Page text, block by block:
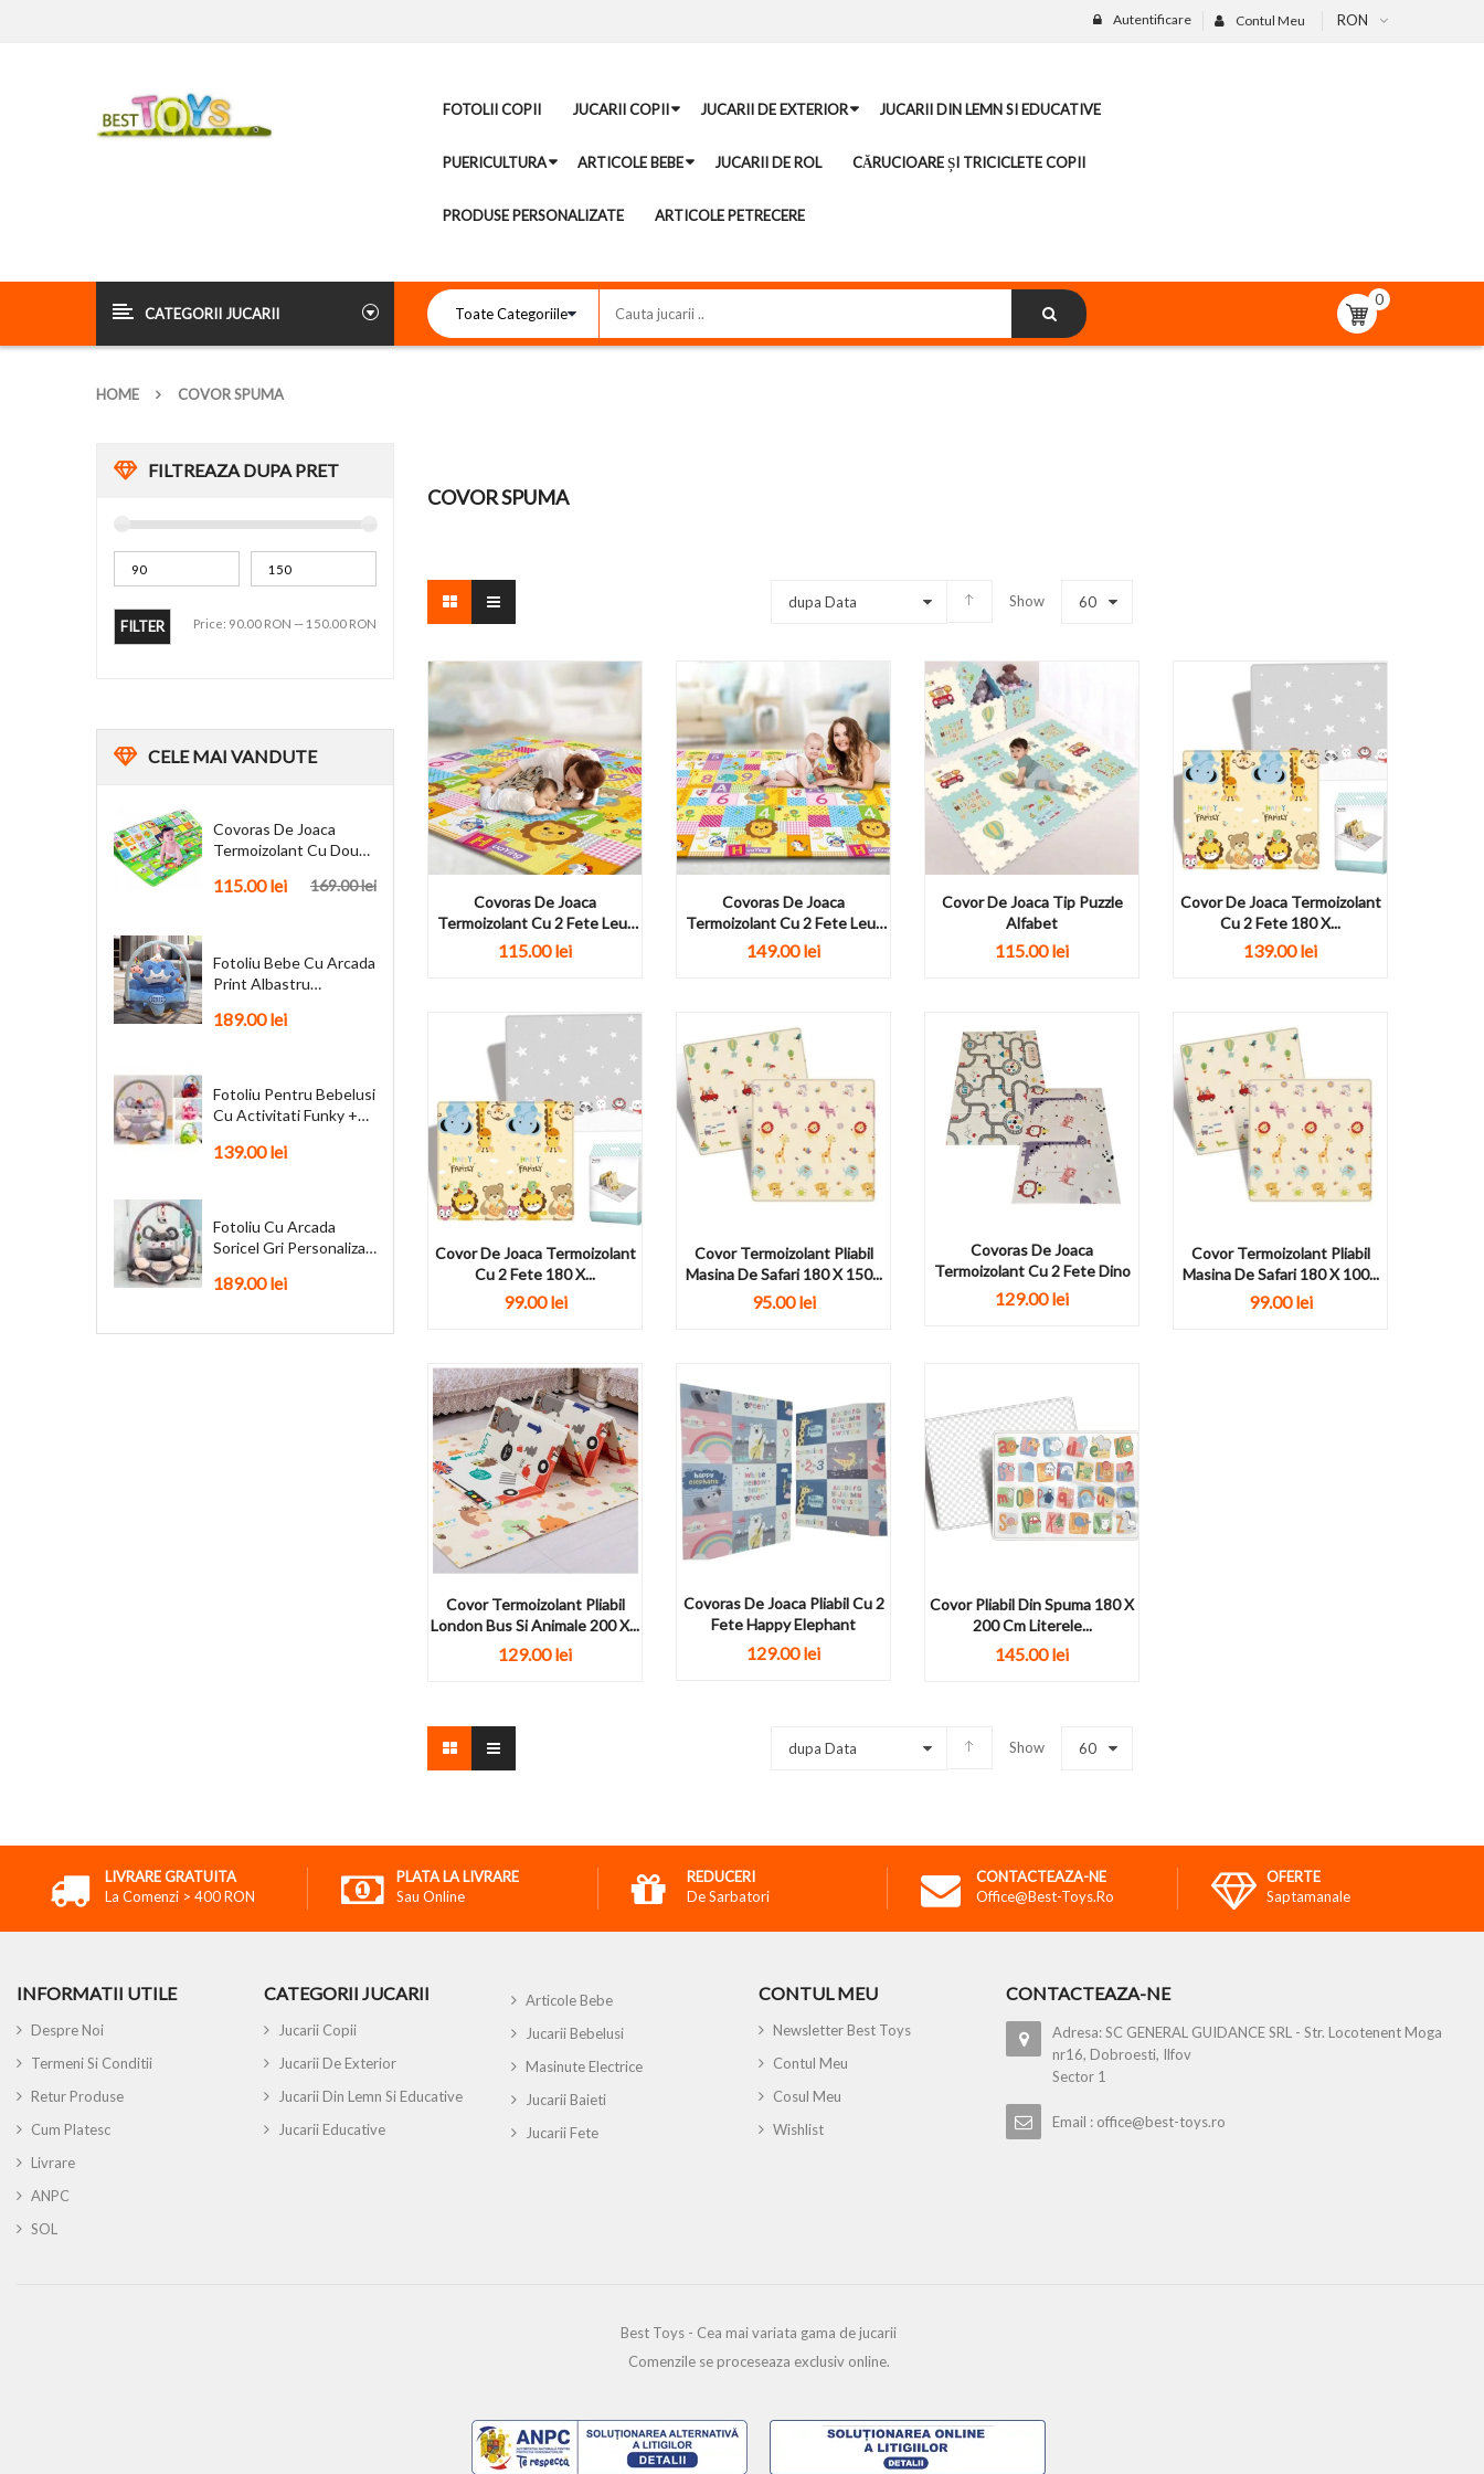
RON
Contul Meu
Autentificare
FOTOLII COPII JUCARII COPII JUCARII DE EXTERIOR JUCARII DIN LEMN SI EDUCATIVE
PUERICULTURA ARTICOLE BEBE JUCARII DE ROL CĂRUCIOARE ȘI TRICICLETE COPII
PRODUSE PERSONALIZATE ARTICOLE PETRECERE
CATEGORII JUCARII
0
HOME COVOR SPUMA
FILTREAZA DUPA PRET
FILTER Price: 90.00 RON — 150.00 RON
CELEMAI VANDUTE
Covoras De Joaca
Termoizolant Cu Doua
169.00 lei
115.00 lei
Fotoliu Bebe Cu Arcada
Print Albastru
189.00 lei
Fotoliu Pentru Bebelusi
Cu Activitati Funky +
139.00 lei
Fotoliu Cu Arcada
Soricel Gri Personalizat
189.00 lei
COVOR SPUMA
dupa Data Show 60
Covoras De Joaca
Termoizolant Cu 2 Fete Leut
180...
115.00 lei
Covoras De Joaca
Termoizolant Cu 2 Fete Leut
200...
149.00 lei
Covor De Joaca Tip Puzzle
Alfabet
115.00 lei
Covor De Joaca Termoizolant
Cu 2 Fete 180 X...
139.00 lei
Covor De Joaca Termoizolant
Cu 2 Fete 180 X...
99.00 lei
Covor Termoizolant Pliabil
Masina De Safari 180 X 150...
95.00 lei
Covoras De Joaca
Termoizolant Cu 2 Fete Dino
129.00 lei
Covor Termoizolant Pliabil
Masina De Safari 180 X 100...
99.00 lei
Covor Termoizolant Pliabil
London Bus Si Animale 200 X...
129.00 lei
Covoras De Joaca Pliabil Cu 2
Fete Happy Elephant
129.00 lei
Covor Pliabil Din Spuma 180 X
200 Cm Literele...
145.00 lei
dupa Data Show 60
LIVRARE GRATUITA
La Comenzi > 400 RON
PLATA LA LIVRARE
Sau Online
REDUCERI
De Sarbatori
CONTACTEAZA-NE
Office@best-Toys.ro
OFERTE
Saptamanale
INFORMATII UTILE
Despre Noi
Termeni Si Conditii
Retur Produse
Cum Platesc
Livrare
ANPC
SOL
CATEGORII JUCARII
Jucarii Copii
Jucarii De Exterior
Jucarii Din Lemn Si Educative
Jucarii Educative
Articole Bebe
Jucarii Bebelusi
Masinute Electrice
Jucarii Baieti
Jucarii Fete
CONTUL MEU
Newsletter Best Toys
Contul Meu
Cosul Meu
Wishlist
CONTACTEAZA-NE
Adresa: SC GENERAL GUIDANCE SRL - Str. Locotenent Moga
nr16, Dobroesti, Ilfov
Sector 1
Email : office@best-toys.ro
Best Toys - Cea mai variata gama de jucarii
Comenzile se proceseaza exclusiv online.